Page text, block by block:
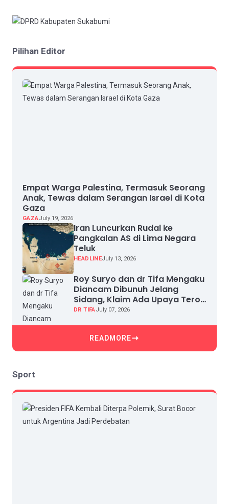
Pilihan Editor
Empat Warga Palestina, Termasuk Seorang
Anak, Tewas dalam Serangan Israel di Kota
Gaza
GAZAJuly 19, 2026
Iran Luncurkan Rudal ke
Pangkalan AS di Lima Negara
Teluk
HEADLINEJuly 13, 2026
Roy Suryo dan dr Tifa Mengaku
Diancam Dibunuh Jelang
Sidang, Klaim Ada Upaya Teror
dan Intimidasi
DR TIFAJuly 07, 2026
READMORE
Sport